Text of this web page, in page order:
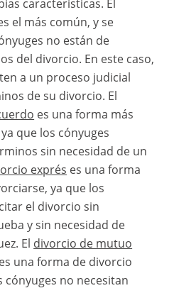
características. El
el más común, y se
no están de
del divorcio. En este caso,
a un proceso judicial
de su divorcio. El
es una forma más
que los cónyuges
sin necesidad de un
exprés es una forma
ya que los
el divorcio sin
y sin necesidad de
El divorcio de mutuo
es una forma de divorcio
cónyuges no necesitan